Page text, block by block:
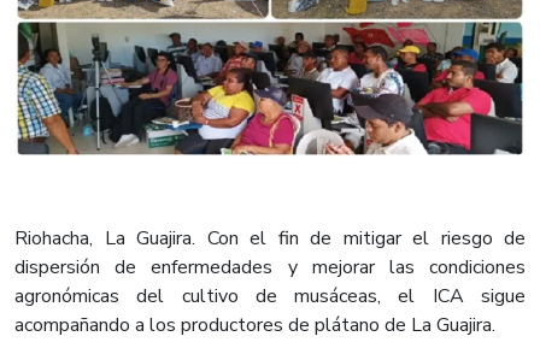
Riohacha, La Guajira. Con el fin de mitigar el riesgo de
dispersión de enfermedades y mejorar las condiciones
agronómicas del cultivo de musáceas, el ICA sigue
acompañando a los productores de plátano de La Guajira.